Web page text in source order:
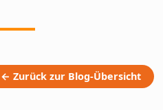
← Zurück zur Blog-Übersicht